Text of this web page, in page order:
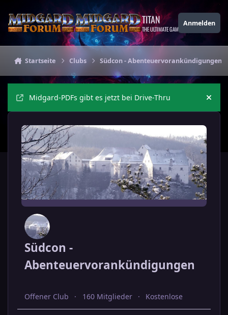
TITAN
THE ULTIMATE GAMING THEME
Anmelden
Startseite Clubs Südcon - Abenteuervorankündigungen
Midgard-PDFs gibt es jetzt bei Drive-Thru
Südcon -
Abenteuervorankündigungen
Offener Club 160 Mitglieder Kostenlose